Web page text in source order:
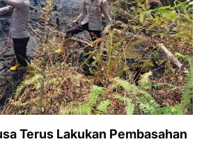
Terus Lakukan Pembasahan